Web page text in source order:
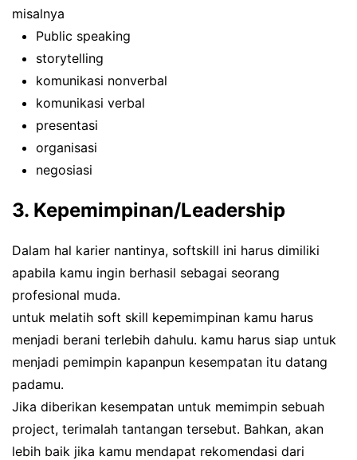
misalnya
Public speaking
storytelling
komunikasi nonverbal
komunikasi verbal
presentasi
organisasi
negosiasi
3. Kepemimpinan/Leadership
Dalam hal karier nantinya, softskill ini harus dimiliki
apabila kamu ingin berhasil sebagai seorang
profesional muda.
untuk melatih soft skill kepemimpinan kamu harus
menjadi berani terlebih dahulu. kamu harus siap untuk
menjadi pemimpin kapanpun kesempatan itu datang
padamu.
Jika diberikan kesempatan untuk memimpin sebuah
project, terimalah tantangan tersebut. Bahkan, akan
lebih baik jika kamu mendapat rekomendasi dari